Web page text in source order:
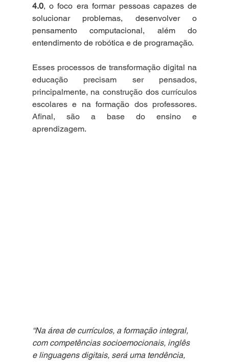
4.0, o foco era formar pessoas capazes de
solucionar problemas, desenvolver o
pensamento computacional, além do
entendimento de robótica e de programação.
Esses processos de transformação digital na
educação precisam ser pensados,
principalmente, na construção dos currículos
escolares e na formação dos professores.
Afinal, são a base do ensino e
aprendizagem.
“Na área de currículos, a formação integral,
com competências socioemocionais, inglês
e linguagens digitais, será uma tendência,